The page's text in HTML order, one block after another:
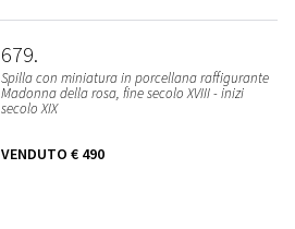
679
Spilla con miniatura in porcellana raffigurante
Madonna della rosa, fine secolo XVIII - inizi
secolo XIX
VENDUTO € 490